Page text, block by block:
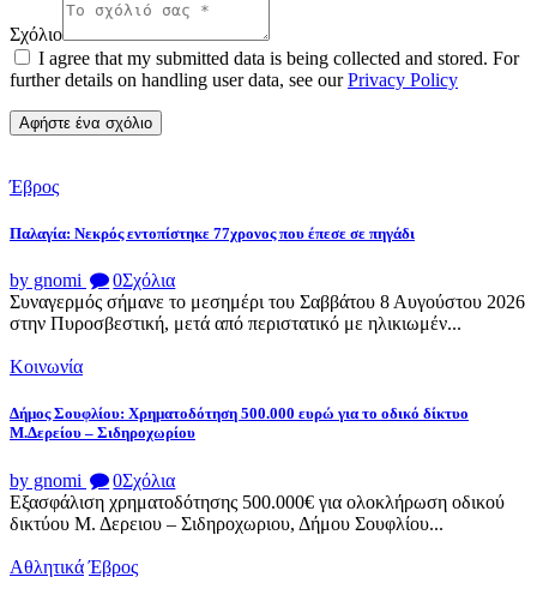
Σχόλιο
I agree that my submitted data is being collected and stored. For
further details on handling user data, see ourPrivacy Policy
Έβρος
Παλαγία: Νεκρός εντοπίστηκε 77χρονος που έπεσε σε πηγάδι
by gnomi 0Σχόλια
Συναγερμός σήμανε το μεσημέρι του Σαββάτου 8 Αυγούστου 2026
στην Πυροσβεστική, μετά από περιστατικό με ηλικιωμέν...
Κοινωνία
Δήμος Σουφλίου: Χρηματοδότηση 500.000 ευρώ για το οδικό δίκτυο
Μ.Δερείου – Σιδηροχωρίου
by gnomi 0Σχόλια
Εξασφάλιση χρηματοδότησης 500.000€ για ολοκλήρωση οδικού
δικτύου Μ. Δερειου – Σιδηροχωριου, Δήμου Σουφλίου...
Αθλητικά Έβρος